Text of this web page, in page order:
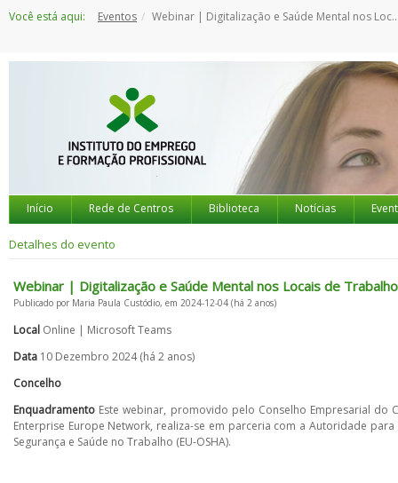
paraVocê está aqui: Eventos Webinar | Digitalização e Saúde Mental nos Locais de Trabalho
Início Rede de Centros Biblioteca Notícias
Detalhes do evento
Webinar | Digitalização e Saúde Mental nos Locais de Trabalho
Publicado por Maria Paula Custódio, em 2024-12-04 (há 2 anos)
Local Online | Microsoft Teams
Data 10 Dezembro 2024 (há 2 anos)
Concelho
Enquadramento Este webinar, promovido pelo Conselho Empresarial do
Enterprise Europe Network, realiza-se em parceria com a Autoridade
Segurança e Saúde no Trabalho (EU-OSHA).